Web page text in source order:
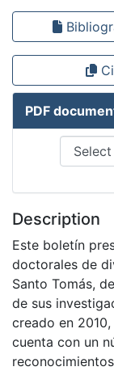
PDF
Description
Este boletín
doctorales de
Santo Tomás,
de sus
creado en
cuenta con un